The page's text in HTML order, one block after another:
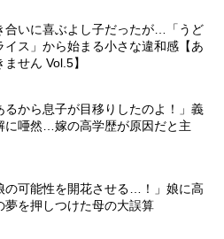
合いに喜ぶよし子だったが…「うど
イス」から始まる小さな違和感【あ
せん Vol.5】
るから息子が目移りしたのよ！」義
に唖然…嫁の高学歴が原因だと主
の可能性を開花させる…！」娘に高
夢を押しつけた母の大誤算